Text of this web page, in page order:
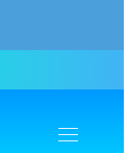
Navegação